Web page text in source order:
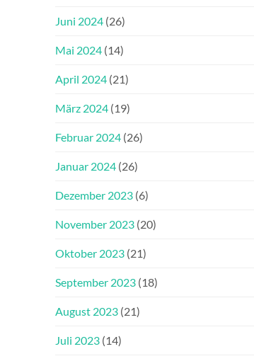
Juni 2024 (26)
Mai 2024 (14)
April 2024 (21)
März 2024 (19)
Februar 2024 (26)
Januar 2024 (26)
Dezember 2023 (6)
November 2023 (20)
Oktober 2023 (21)
September 2023 (18)
August 2023 (21)
Juli 2023 (14)